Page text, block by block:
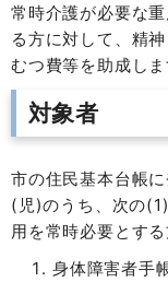
常時介護が必要な
る方に対して、精
むつ費等を助成しま
対象者
市の住民基本台帳
(児)のうち、次の
用を常時必要とする
身体障害者手